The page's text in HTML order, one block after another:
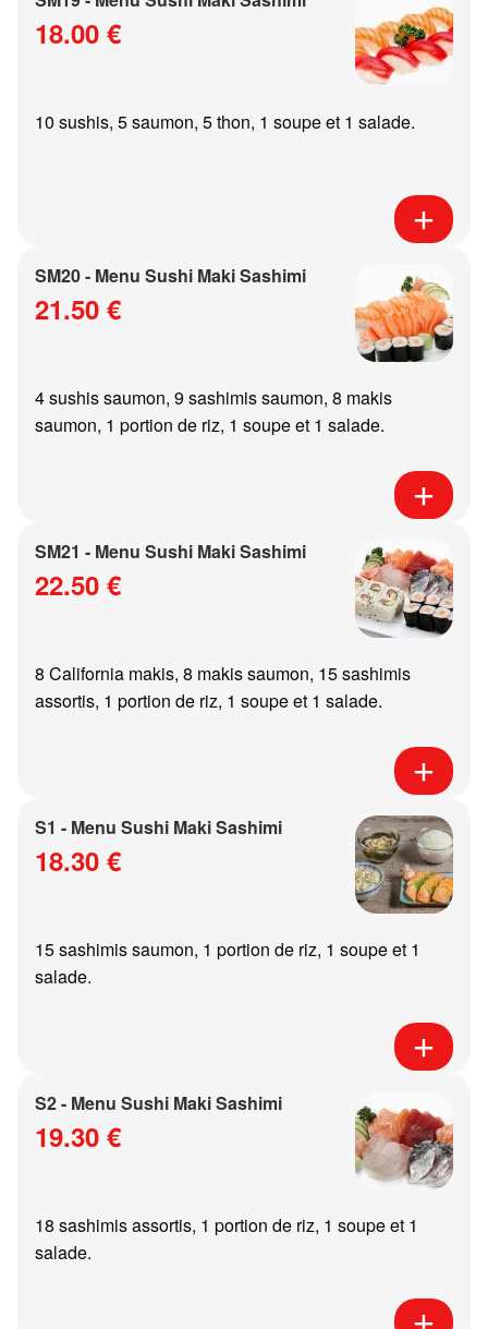
18.00 €
10 sushis, 5 saumon, 5 thon, 1 soupe et 1 salade.
SM20 - Menu Sushi Maki Sashimi
21.50 €
4 sushis saumon, 9 sashimis saumon, 8 makis
saumon, 1 portion de riz, 1 soupe et 1 salade.
SM21 - Menu Sushi Maki Sashimi
22.50 €
8 California makis, 8 makis saumon, 15 sashimis
assortis, 1 portion de riz, 1 soupe et 1 salade.
S1 - Menu Sushi Maki Sashimi
18.30 €
15 sashimis saumon, 1 portion de riz, 1 soupe et 1
salade.
S2 - Menu Sushi Maki Sashimi
19.30 €
18 sashimis assortis, 1 portion de riz, 1 soupe et 1
salade.